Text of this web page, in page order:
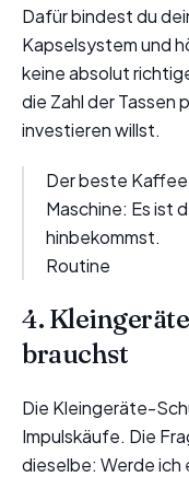
Dafür bindest du
Kapselsystem und
keine absolut
die Zahl der Tassen
investieren willst.
Der beste
Maschine: Es ist
hinbekommst.
Routine
4.
brauchst
Die Kleingeräte-
Impulskäufe. Die
dieselbe: Werde ich